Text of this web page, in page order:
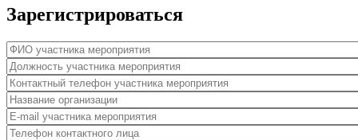
Зарегистрироваться
ФИО участника мероприятия
Должность участника мероприятия
Контактный телефон участника мероприятия
Название организации
E-mail участника мероприятия
Телефон контактного лица